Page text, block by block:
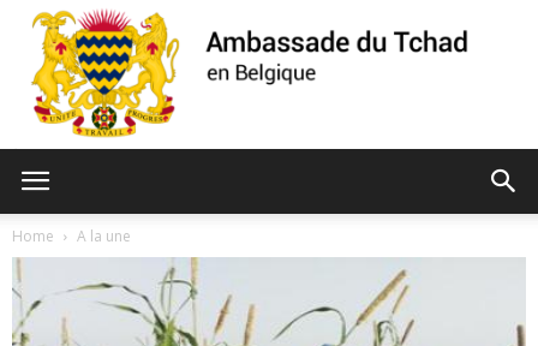
Home A la une